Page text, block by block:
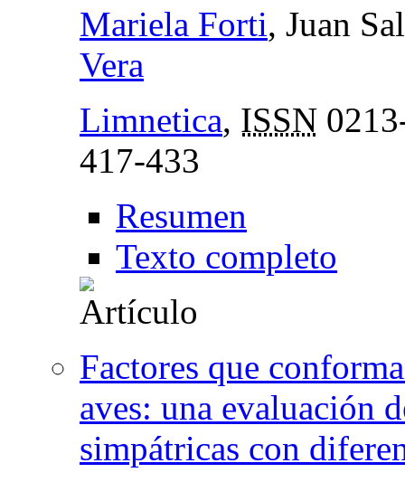
Mariela Forti, Juan
Vera
Limnetica, ISSN
417-433
Resumen
Texto completo
Factores que
aves: una evaluación
simpátricas con